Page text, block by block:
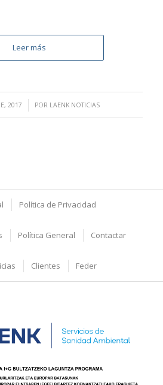
Leer más
2017 POR LAENK NOTICIAS
Política de Privacidad
Política General Contactar
Clientes Feder